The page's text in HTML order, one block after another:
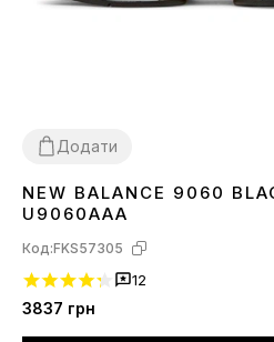
Додати
3637 3839414243 44 45
NEW BALANCE 9060
U9060AAA
Код:FKS57305
12
3837 грн